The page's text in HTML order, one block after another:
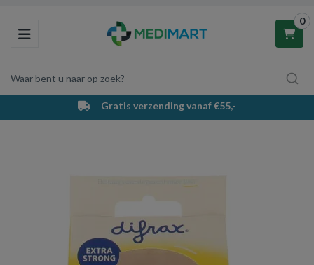
Toggle navigation
Waar bent u naar op zoek?
0
Winkelwagen
Gratis verzending vanaf €55,-